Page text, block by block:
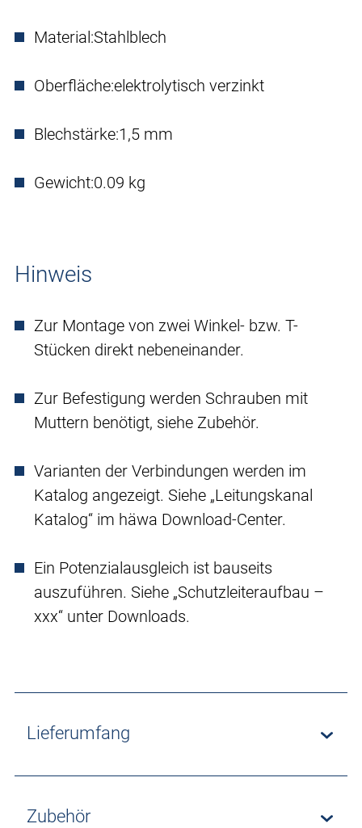
Material:Stahlblech
Oberfläche:elektrolytisch verzinkt
Blechstärke:1,5 mm
Gewicht:0.09 kg
Hinweis
Zur Montage von zwei Winkel- bzw. T-
Stücken direkt nebeneinander.
Zur Befestigung werden Schrauben mit
Muttern benötigt, siehe Zubehör.
Varianten der Verbindungen werden im
Katalog angezeigt. Siehe „Leitungskanal
Katalog“ im häwa Download-Center.
Ein Potenzialausgleich ist bauseits
auszuführen. Siehe „Schutzleiteraufbau –
xxx“ unter Downloads.
Lieferumfang
Zubehör